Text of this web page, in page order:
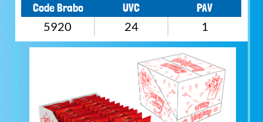
Code Brabo UVC
PAV
5920
24 1